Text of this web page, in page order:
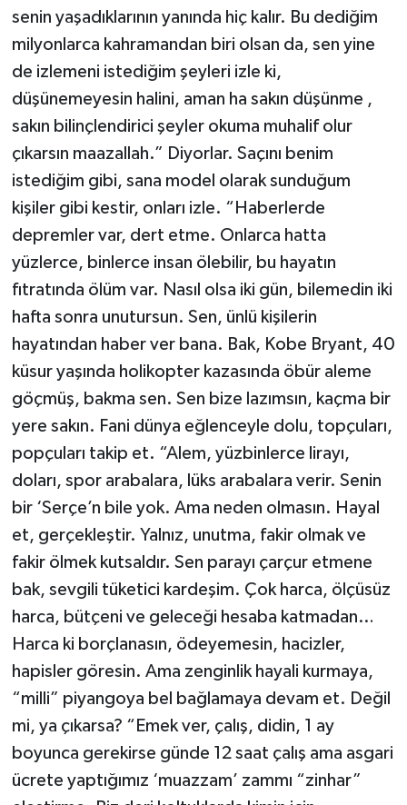
senin yaşadıklarının yanında hiç kalır. Bu dediğim
milyonlarca kahramandan biri olsan da, sen yine
de izlemeni istediğim şeyleri izle ki,
düşünemeyesin halini, aman ha sakın düşünme ,
sakın bilinçlendirici şeyler okuma muhalif olur
çıkarsın maazallah.” Diyorlar. Saçını benim
istediğim gibi, sana model olarak sunduğum
kişiler gibi kestir, onları izle. “Haberlerde
depremler var, dert etme. Onlarca hatta
yüzlerce, binlerce insan ölebilir, bu hayatın
fıtratında ölüm var. Nasıl olsa iki gün, bilemedin iki
hafta sonra unutursun. Sen, ünlü kişilerin
hayatından haber ver bana. Bak, Kobe Bryant, 40
küsur yaşında holikopter kazasında öbür aleme
göçmüş, bakma sen. Sen bize lazımsın, kaçma bir
yere sakın. Fani dünya eğlenceyle dolu, topçuları,
popçuları takip et. “Alem, yüzbinlerce lirayı,
doları, spor arabalara, lüks arabalara verir. Senin
bir ‘Serçe’n bile yok. Ama neden olmasın. Hayal
et, gerçekleştir. Yalnız, unutma, fakir olmak ve
fakir ölmek kutsaldır. Sen parayı çarçur etmene
bak, sevgili tüketici kardeşim. Çok harca, ölçüsüz
harca, bütçeni ve geleceği hesaba katmadan…
Harca ki borçlanasın, ödeyemesin, hacizler,
hapisler göresin. Ama zenginlik hayali kurmaya,
“milli” piyangoya bel bağlamaya devam et. Değil
mi, ya çıkarsa? “Emek ver, çalış, didin, 1 ay
boyunca gerekirse günde 12 saat çalış ama asgari
ücrete yaptığımız ‘muazzam’ zammı “zinhar”